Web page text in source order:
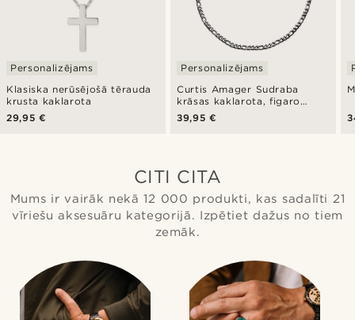
Klasiska nerūsējošā tērauda
krusta kaklarota
Personalizējams
29,95 €
Curtis Amager Sudraba
krāsas kaklarota, figaro
pinums
Personalizējams
39,95 €
CITI CITA
Mums ir vairāk nekā 12 000 produkti, kas sadalīti 21
vīriešu aksesuāru kategorijā. Izpētiet dažus no tiem
zemāk.